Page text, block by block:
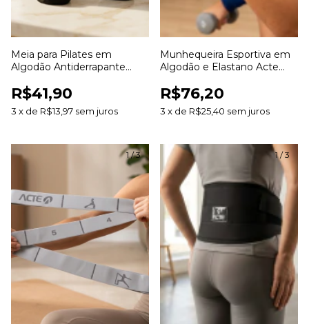
Meia para Pilates em
Algodão Antiderrapante
Exercícios
R$41,90
3 x de R$13,97 sem juros
Munhequeira Esportiva em
Algodão e Elastano Acte
Academia
R$76,20
3 x de R$25,40 sem juros
1/3 1/3